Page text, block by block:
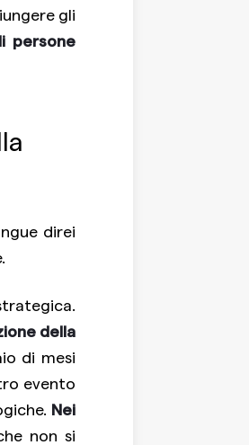
gli
persone
direi
della
di mesi
evento
Nei
non si